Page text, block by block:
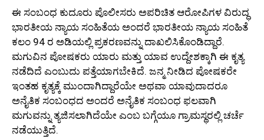
ಈ ಸಂಬಂಧ ಕುದೂರು ಪೊಲೀಸರು ಅಪರಿಚಿತ ಆರೋಪಿಗಳ ವಿರುದ್ಧ
ಭಾರತೀಯ ನ್ಯಾಯ ಸಂಹಿತೆಯ ಅಂದರೆ ಭಾರತೀಯ ನ್ಯಾಯ ಸಂಹಿತೆ
ಕಲಂ 94 ರ ಅಡಿಯಲ್ಲಿ ಪ್ರಕರಣವನ್ನು ದಾಖಲಿಸಿಕೊಂಡಿದ್ದಾರೆ.
ಮಗುವಿನ ಪೋಷಕರು ಯಾರು ಮತ್ತು ಯಾವ ಉದ್ದೇಶಕ್ಕಾಗಿ ಈ ಕೃತ್ಯ
ನಡೆದಿದೆ ಎಂಬುದು ಪತ್ತೆಯಾಗಬೇಕಿದೆ. ಜನ್ಮ ನೀಡಿದ ಪೋಷಕರೇ
ಇಂತಹ ಕೃತ್ಯಕ್ಕೆ ಮುಂದಾಗಿದ್ದಾರೆಯೇ ಅಥವಾ ಯಾವುದಾದರೂ
ಅನೈತಿಕ ಸಂಬಂಧದ ಅಂದರೆ ಅನೈತಿಕ ಸಂಬಂಧ ಫಲವಾಗಿ
ಮಗುವನ್ನು ತ್ಯಜಿಸಲಾಗಿದೆಯೇ ಎಂಬ ಬಗ್ಗೆಯೂ ಗ್ರಾಮಸ್ಥರಲ್ಲಿ ಚರ್ಚೆ
ನಡೆಯುತ್ತಿದೆ.